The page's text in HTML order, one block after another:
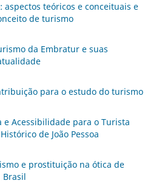
teóricos e conceituais e
de turismo
da Embratur e suas
para o estudo do turismo
e Acessibilidade para o Turista
de João Pessoa
e prostituição na ótica de
Brasil